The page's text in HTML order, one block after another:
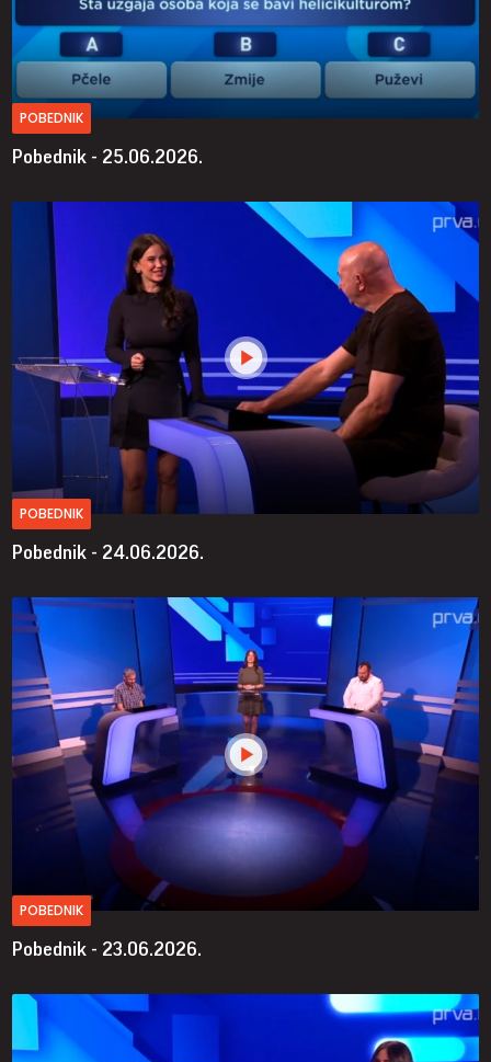
POBEDNIK
Pobednik - 25.06.2026.
POBEDNIK
Pobednik - 24.06.2026.
POBEDNIK
Pobednik - 23.06.2026.